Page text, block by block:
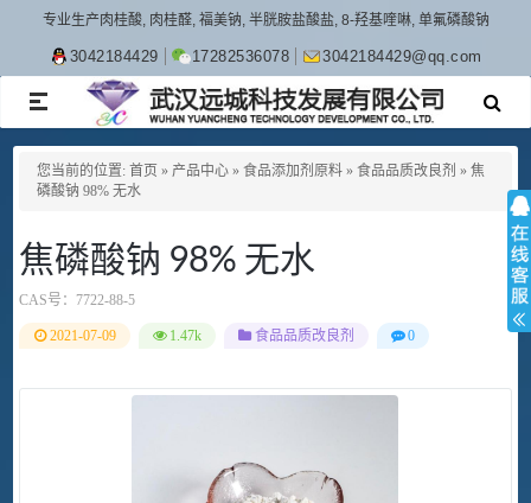
专业生产肉桂酸, 肉桂醛, 福美钠, 半胱胺盐酸盐, 8-羟基喹啉, 单氟磷酸钠
3042184429 17282536078 3042184429@qq.com
TOGGLE
NAVIGATION
您当前的位置: 首页 » 产品中心 » 食品添加剂原料 » 食品品质改良剂 » 焦
磷酸钠 98% 无水
焦磷酸钠 98% 无水
CAS号： 7722-88-5
2021-07-09 1.47k 食品品质改良剂 0